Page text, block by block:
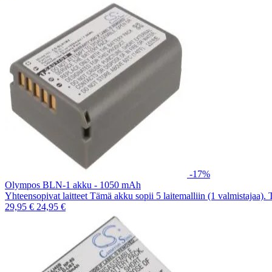
-17%
Olympos BLN-1 akku - 1050 mAh
Yhteensopivat laitteet Tämä akku sopii 5 laitemalliin (1 valmistajaa).
29,95 € 24,95 €